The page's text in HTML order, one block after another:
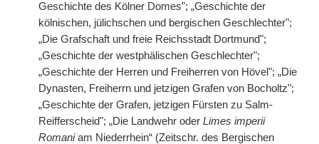
Geschichte des Kölner Domes"; „Geschichte der
kölnischen, jülichschen und bergischen Geschlechter";
„Die Grafschaft und freie Reichsstadt Dortmund";
„Geschichte der westphälischen Geschlechter";
„Geschichte der Herren und Freiherren von Hövel"; „Die
Dynasten, Freiherrn und jetzigen Grafen von Bocholtz";
„Geschichte der Grafen, jetzigen Fürsten zu Salm-
Reifferscheid"; „Die Landwehr oder Limes imperii
Romaniam Niederrhein“ (Zeitschr. des Bergischen